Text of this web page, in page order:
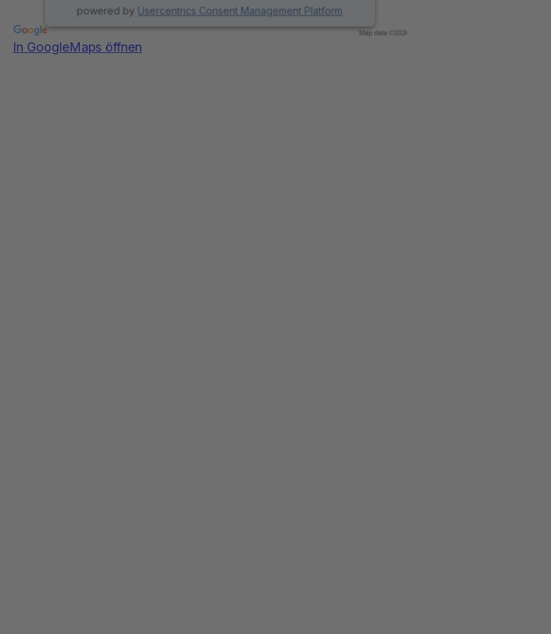
powered by Usercentrics Consent Management Platform
In GoogleMaps öffnen